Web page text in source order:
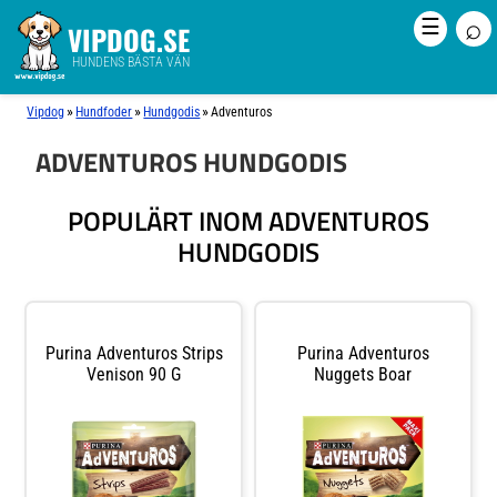
VIPDOG.SE
HUNDENS BÄSTA VÄN
☰ ⌕
Vipdog » Hundfoder » Hundgodis »Adventuros
ADVENTUROS HUNDGODIS
POPULÄRT INOM ADVENTUROS
HUNDGODIS
Purina Adventuros Strips
Venison 90 G
Purina Adventuros
Nuggets Boar